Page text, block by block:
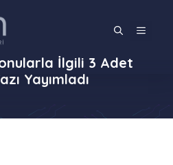
MENÜ
İlgili 3 Adet
Yayımladı